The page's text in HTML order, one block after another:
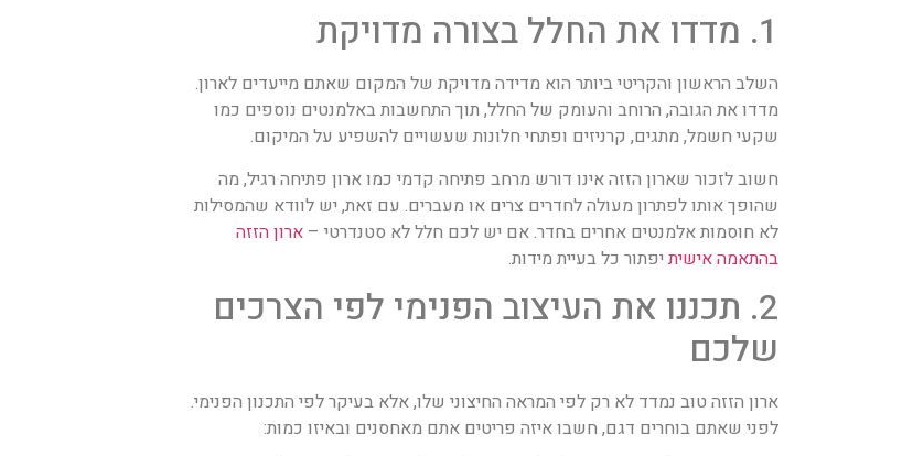
1. מדדו את החלל בצורה מדויקת
השלב הראשון והקריטי ביותר הוא מדידה מדויקת של המקום שאתם מייעדים לארון.
מדדו את הגובה, הרוחב והעומק של החלל, תוך התחשבות באלמנטים נוספים כמו
שקעי חשמל, מתגים, קרניזים ופתחי חלונות שעשויים להשפיע על המיקום.
חשוב לזכור שארון הזזה אינו דורש מרחב פתיחה קדמי כמו ארון פתיחה רגיל, מה
שהופך אותו לפתרון מעולה לחדרים צרים או מעברים. עם זאת, יש לוודא שהמסילות
לא חוסמות אלמנטים אחרים בחדר. אם יש לכם חלל לא סטנדרטי – ארון הזזה
בהתאמה אישיתיפתור כל בעיית מידות.
2. תכננו את העיצוב הפנימי לפי הצרכים
שלכם
ארון הזזה טוב נמדד לא רק לפי המראה החיצוני שלו, אלא בעיקר לפי התכנון הפנימי.
לפני שאתם בוחרים דגם, חשבו איזה פריטים אתם מאחסנים ובאיזו כמות: